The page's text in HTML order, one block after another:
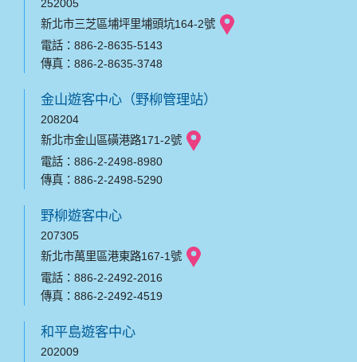
252005
新北市三芝區埔坪里埔頭坑164-2號
電話：886-2-8635-5143
傳真：886-2-8635-3748
金山遊客中心（野柳管理站）
208204
新北市金山區磺港路171-2號
電話：886-2-2498-8980
傳真：886-2-2498-5290
野柳遊客中心
207305
新北市萬里區港東路167-1號
電話：886-2-2492-2016
傳真：886-2-2492-4519
和平島遊客中心
202009